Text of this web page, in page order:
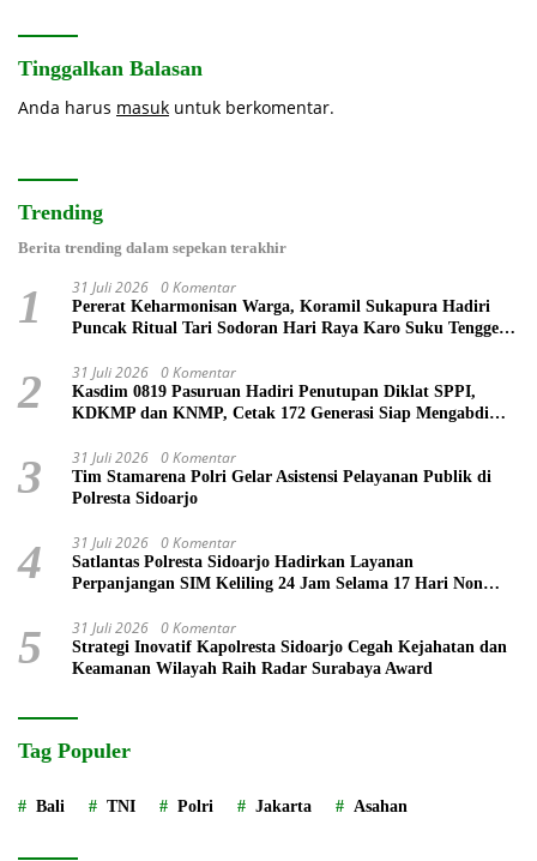
Tinggalkan Balasan
Anda harus masuk untuk berkomentar.
Trending
Berita trending dalam sepekan terakhir
1 31 Juli 2026 0 Komentar
Pererat Keharmonisan Warga, Koramil Sukapura Hadiri
Puncak Ritual Tari Sodoran Hari Raya Karo Suku Tengger
2 31 Juli 2026 0 Komentar
Kasdim 0819 Pasuruan Hadiri Penutupan Diklat SPPI,
KDKMP dan KNMP, Cetak 172 Generasi Siap Mengabdi
3 31 Juli 2026 0 Komentar
Tim Stamarena Polri Gelar Asistensi Pelayanan Publik di
Polresta Sidoarjo
4 31 Juli 2026 0 Komentar
Satlantas Polresta Sidoarjo Hadirkan Layanan
Perpanjangan SIM Keliling 24 Jam Selama 17 Hari Non
5 31 Juli 2026 0 Komentar
Strategi Inovatif Kapolresta Sidoarjo Cegah Kejahatan dan
Keamanan Wilayah Raih Radar Surabaya Award
Tag Populer
Bali TNI Polri Jakarta Asahan